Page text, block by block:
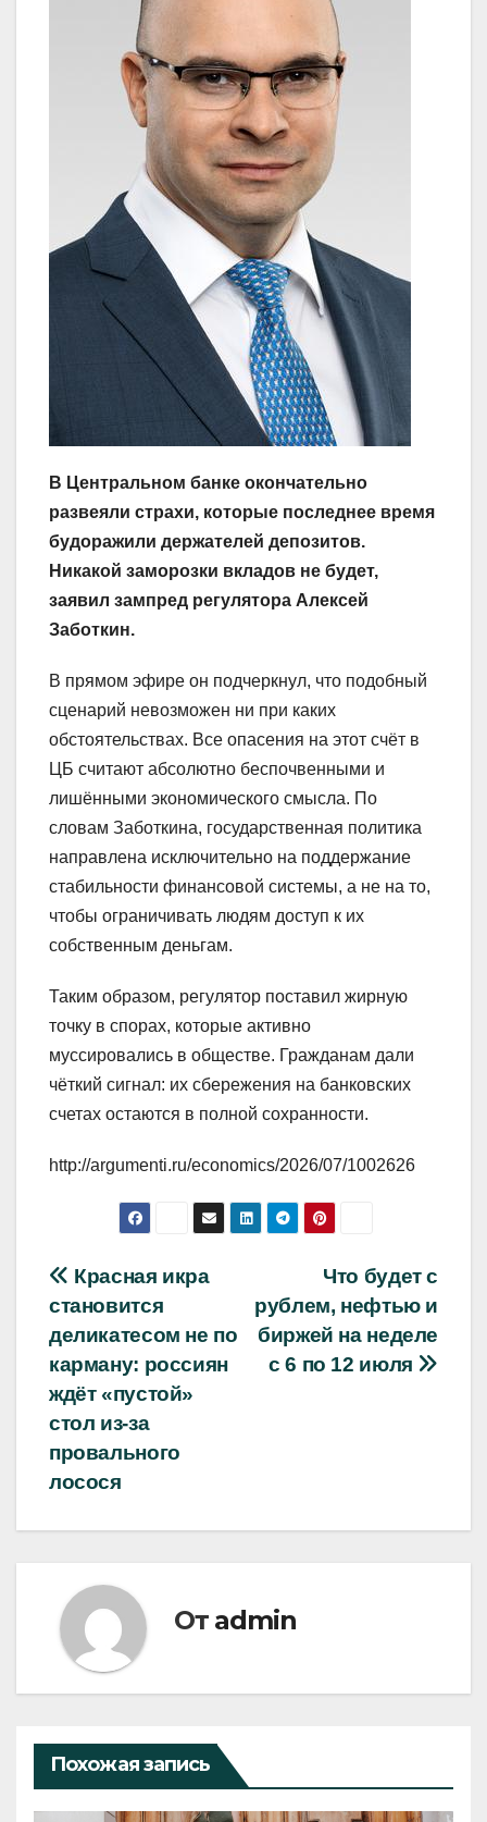
В Центральном банке окончательно
развеяли страхи, которые последнее время
будоражили держателей депозитов.
Никакой заморозки вкладов не будет,
заявил зампред регулятора Алексей
Заботкин.
В прямом эфире он подчеркнул, что подобный
сценарий невозможен ни при каких
обстоятельствах. Все опасения на этот счёт в
ЦБ считают абсолютно беспочвенными и
лишёнными экономического смысла. По
словам Заботкина, государственная политика
направлена исключительно на поддержание
стабильности финансовой системы, а не на то,
чтобы ограничивать людям доступ к их
собственным деньгам.
Таким образом, регулятор поставил жирную
точку в спорах, которые активно
муссировались в обществе. Гражданам дали
чёткий сигнал: их сбережения на банковских
счетах остаются в полной сохранности.
http://argumenti.ru/economics/2026/07/1002626
Навигация
по
записям
Что будет с
рублем, нефтью и
биржей на неделе
с 6 по 12 июля
Красная икра
становится
деликатесом не по
карману: россиян
ждёт «пустой»
стол из-за
провального
лосося
От admin
Похожая запись